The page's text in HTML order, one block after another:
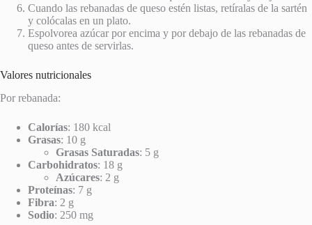
Cuando las rebanadas de queso estén listas, retíralas de la sartén
y colócalas en un plato.
Espolvorea azúcar por encima y por debajo de las rebanadas de
queso antes de servirlas.
Valores nutricionales
Por rebanada:
Calorías: 180 kcal
Grasas: 10 g
Grasas Saturadas: 5 g
Carbohidratos: 18 g
Azúcares: 2 g
Proteínas: 7 g
Fibra: 2 g
Sodio: 250 mg